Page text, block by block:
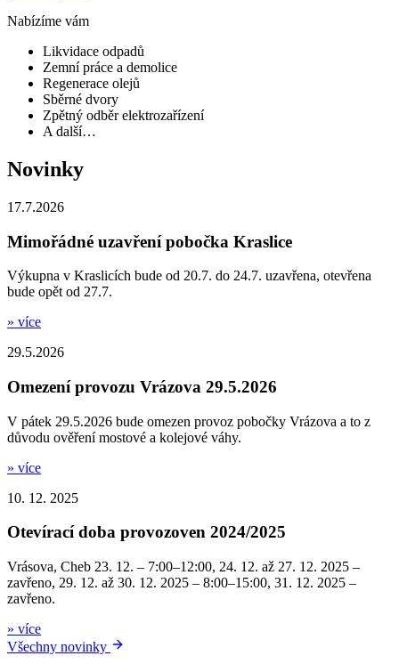
Nabízíme vám
Likvidace odpadů
Zemní práce a demolice
Regenerace olejů
Sběrné dvory
Zpětný odběr elektrozařízení
A další…
Novinky
17.7.2026
Mimořádné uzavření pobočka Kraslice
Výkupna v Kraslicích bude od 20.7. do 24.7. uzavřena, otevřena
bude opět od 27.7.
» více
29.5.2026
Omezení provozu Vrázova 29.5.2026
V pátek 29.5.2026 bude omezen provoz pobočky Vrázova a to z
důvodu ověření mostové a kolejové váhy.
» více
10. 12. 2025
Otevírací doba provozoven 2024/2025
Vrásova, Cheb 23. 12. – 7:00–12:00, 24. 12. až 27. 12. 2025 –
zavřeno, 29. 12. až 30. 12. 2025 – 8:00–15:00, 31. 12. 2025 –
zavřeno.
» více
Všechny novinky